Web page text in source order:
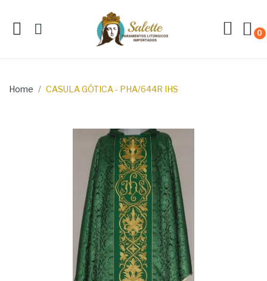
0
Home CASULA GÓTICA - PHA/644R IHS